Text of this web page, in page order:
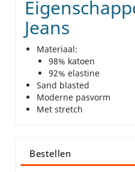
Jeans
Materiaal:
98% katoen
92% elastine
Sand blasted
Moderne pasvorm
Met stretch
Bestellen